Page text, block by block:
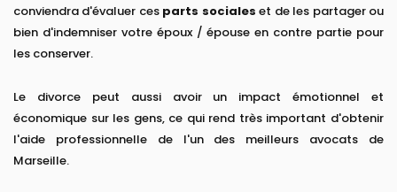
conviendra d'évaluer ces parts sociales et de les partager ou
bien d'indemniser votre époux / épouse en contre partie pour
les conserver.
Le divorce peut aussi avoir un impact émotionnel et
économique sur les gens, ce qui rend très important d'obtenir
l'aide professionnelle de l'un des meilleurs avocats de
Marseille.